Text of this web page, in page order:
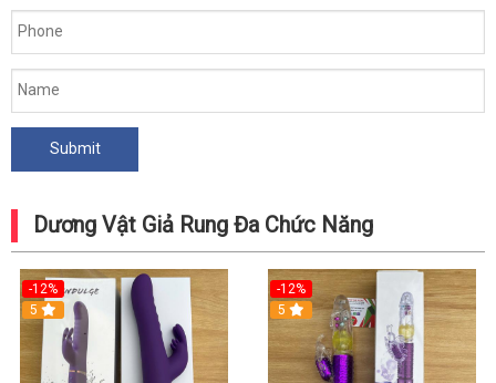
Dương Vật Giả Rung Đa Chức Năng
-12%
5
-12%
5